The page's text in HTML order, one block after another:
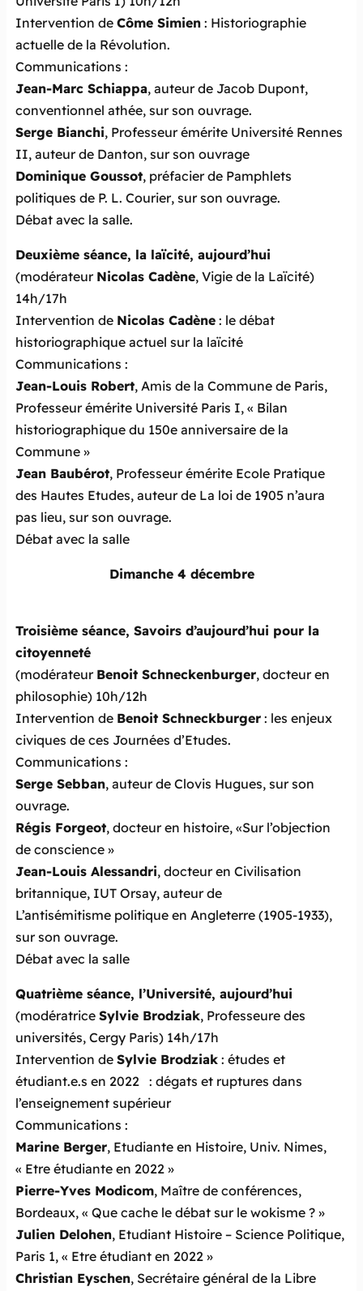
Intervention de Côme Simien: Historiographie
actuelle de la Révolution.
Communications :
Jean-Marc Schiappa, auteur de Jacob Dupont,
conventionnel athée, sur son ouvrage.
Serge Bianchi, Professeur émérite Université Rennes
II, auteur de Danton, sur son ouvrage
Dominique Goussot, préfacier de Pamphlets
politiques de P. L. Courier, sur son ouvrage.
Débat avec la salle.
Deuxième séance, la laïcité, aujourd’hui
(modérateur Nicolas Cadène, Vigie de la Laïcité)
14h/17h
Intervention de Nicolas Cadène: le débat
historiographique actuel sur la laïcité
Communications :
Jean-Louis Robert, Amis de la Commune de Paris,
Professeur émérite Université Paris I, « Bilan
historiographique du 150e anniversaire de la
Commune »
Jean Baubérot, Professeur émérite Ecole Pratique
des Hautes Etudes, auteur de La loi de 1905 n’aura
pas lieu, sur son ouvrage.
Débat avec la salle
Dimanche 4 décembre
Troisième séance, Savoirs d’aujourd’hui pour la
citoyenneté
(modérateur Benoit Schneckenburger, docteur en
philosophie) 10h/12h
Intervention de Benoit Schneckburger: les enjeux
civiques de ces Journées d’Etudes.
Communications :
Serge Sebban, auteur de Clovis Hugues, sur son
ouvrage.
Régis Forgeot, docteur en histoire, «Sur l’objection
de conscience »
Jean-Louis Alessandri, docteur en Civilisation
britannique, IUT Orsay, auteur de
L’antisémitisme politique en Angleterre (1905-1933),
sur son ouvrage.
Débat avec la salle
Quatrième séance, l’Université, aujourd’hui
(modératrice Sylvie Brodziak, Professeure des
universités, Cergy Paris) 14h/17h
Intervention de Sylvie Brodziak: études et
étudiant.e.s en 2022 : dégats et ruptures dans
l’enseignement supérieur
Communications :
Marine Berger, Etudiante en Histoire, Univ. Nimes,
« Etre étudiante en 2022 »
Pierre-Yves Modicom, Maître de conférences,
Bordeaux, « Que cache le débat sur le wokisme ? »
Julien Delohen, Etudiant Histoire – Science Politique,
Paris 1, « Etre étudiant en 2022 »
Christian Eyschen, Secrétaire général de la Libre